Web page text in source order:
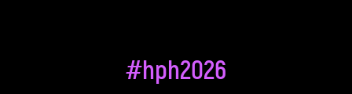
#hph2026